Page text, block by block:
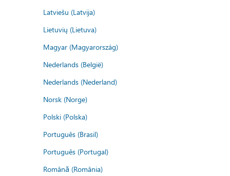
Latviešu (Latvija)
Lietuvių (Lietuva)
Magyar (Magyarország)
Nederlands (België)
Nederlands (Nederland)
Norsk (Norge)
Polski (Polska)
Português (Brasil)
Português (Portugal)
Română (România)